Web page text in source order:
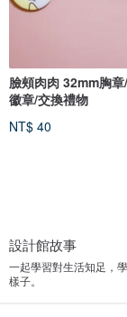
臉頰肉肉 32mm胸
徽章/交換禮物
NT$ 40
設計館故事
一起學習對生活知足，
樣子。